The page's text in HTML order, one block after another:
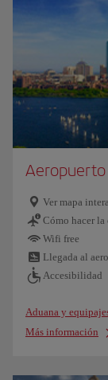
Aeropuerto
Ver mapa
Cómo hacer
Wifi free
Llegada al
Accesibilidad
Aduana y
Más información